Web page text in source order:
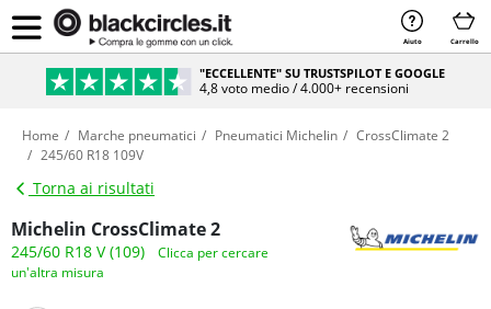
Aiuto Carrello
"ECCELLENTE" SU TRUSTSPILOT E GOOGLE
4,8 voto medio / 4.000+ recensioni
Home Marche pneumatici Pneumatici Michelin
CrossClimate 2
245/60 R18 109V
Torna ai risultati
Michelin CrossClimate 2
245/60 R18 V (109)
Clicca per cercare
un'altra misura